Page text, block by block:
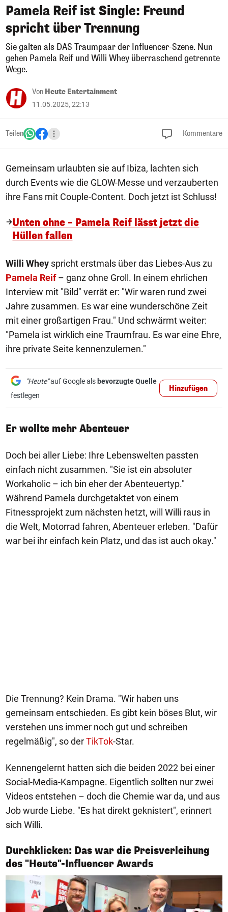
Pamela Reif ist Single: Freund
spricht über Trennung
Sie galten als DAS Traumpaar der Influencer-Szene. Nun
gehen Pamela Reif und Willi Whey überraschend getrennte
Wege.
Von Heute Entertainment
11.05.2025, 22:13
Teilen Kommentare
Gemeinsam urlaubten sie auf Ibiza, lachten sich
durch Events wie die GLOW-Messe und verzauberten
ihre Fans mit Couple-Content. Doch jetzt ist Schluss!
Unten ohne – Pamela Reif lässt jetzt die
Hüllen fallen
Willi Whey spricht erstmals über das Liebes-Aus zu
Pamela Reif– ganz ohne Groll. In einem ehrlichen
Interview mit "Bild" verrät er: "Wir waren rund zwei
Jahre zusammen. Es war eine wunderschöne Zeit
mit einer großartigen Frau." Und schwärmt weiter:
"Pamela ist wirklich eine Traumfrau. Es war eine Ehre,
ihre private Seite kennenzulernen."
"Heute"auf Google als bevorzugte Quelle
festlegen
Hinzufügen
Er wollte mehr Abenteuer
Doch bei aller Liebe: Ihre Lebenswelten passten
einfach nicht zusammen. "Sie ist ein absoluter
Workaholic – ich bin eher der Abenteuertyp."
Während Pamela durchgetaktet von einem
Fitnessprojekt zum nächsten hetzt, will Willi raus in
die Welt, Motorrad fahren, Abenteuer erleben. "Dafür
war bei ihr einfach kein Platz, und das ist auch okay."
Die Trennung? Kein Drama. "Wir haben uns
gemeinsam entschieden. Es gibt kein böses Blut, wir
verstehen uns immer noch gut und schreiben
regelmäßig", so derTikTok-Star.
Kennengelernt hatten sich die beiden 2022 bei einer
Social-Media-Kampagne. Eigentlich sollten nur zwei
Videos entstehen – doch die Chemie war da, und aus
Job wurde Liebe. "Es hat direkt geknistert", erinnert
sich Willi.
Durchklicken: Das war die Preisverleihung
des "Heute"-Influencer Awards
1/20